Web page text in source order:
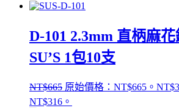
D-101 2.3mm 直柄麻
SU’S 1包10支
NT$665 原始價格：NT$665。 NT$
NT$316。